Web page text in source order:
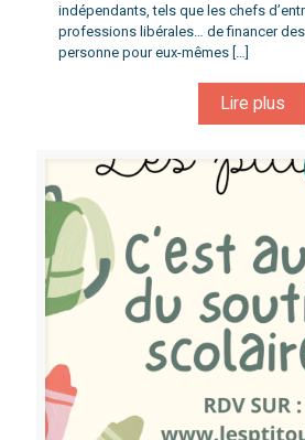
indépendants, tels que les chefs
professions libérales… de financer
personne pour eux-mêmes […]
Lire plus